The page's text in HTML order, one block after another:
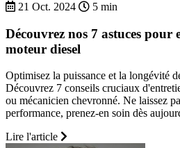
21 Oct. 2024
5 min
Découvrez nos 7 astuces pour
moteur diesel
Optimisez la puissance et la longévité
Découvrez 7 conseils cruciaux
ou mécanicien chevronné. Ne laissez
performance, prenez-en soin dès
Lire l'article